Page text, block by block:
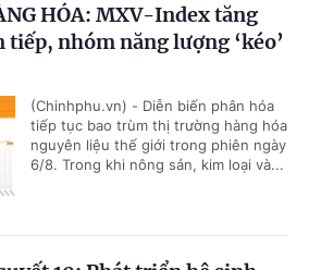
HÓA: MXV-Index tăng
nhóm năng lượng ‘kéo’
(Chinhphu.vn) - Diễn biến phân hóa
tiếp tục bao trùm thị trường hàng hóa
nguyên liệu thế giới trong phiên ngày
6/8. Trong khi nông sản, kim loại và...